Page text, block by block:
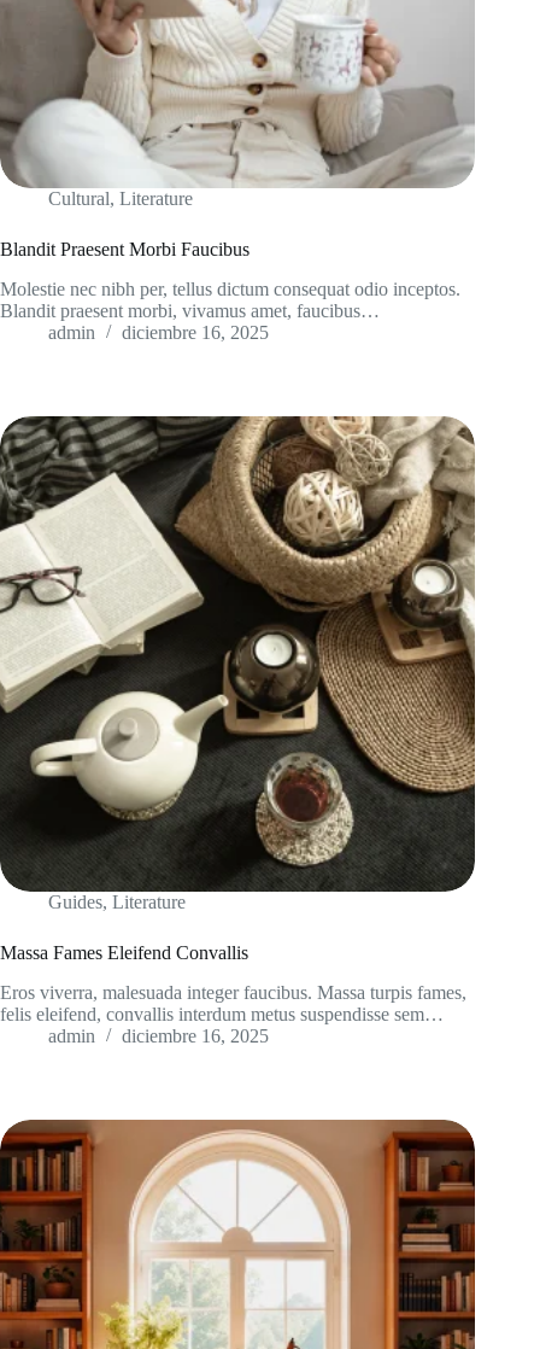
Cultural, Literature
Blandit Praesent Morbi Faucibus
Molestie nec nibh per, tellus dictum consequat odio inceptos.
Blandit praesent morbi, vivamus amet, faucibus…
admin
diciembre 16, 2025
Guides, Literature
Massa Fames Eleifend Convallis
Eros viverra, malesuada integer faucibus. Massa turpis fames,
felis eleifend, convallis interdum metus suspendisse sem…
admin
diciembre 16, 2025